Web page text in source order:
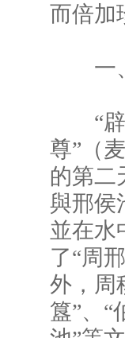
而倍加
一、
“辟
尊”（
的第二
與邢侯
並在水
了“周
外，周
簋”、“